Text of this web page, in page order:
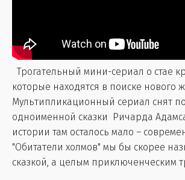
Трогательный мини-сериал о стае
которые находятся в поиске нового
Мультипликационный сериал снят
одноименной сказки Ричарда
истории там осталось мало –
"Обитатели холмов" мы бы скорее
сказкой, а целым приключенческим